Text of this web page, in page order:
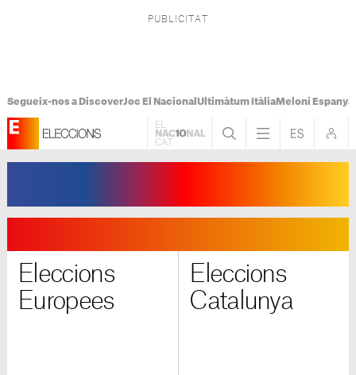
Segueix-nos a DiscoverJoc El Nacional Ultimàtum ItàliaMeloni Espanya
Eleccions
Europees
Eleccions
Catalunya